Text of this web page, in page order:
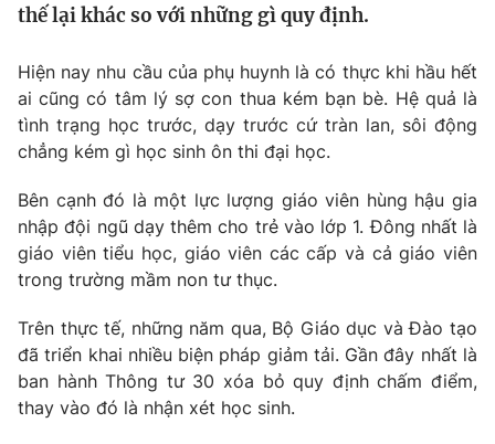
Tin tức
Câu chuyện quốc tế
Kinh tế
Tài chính
Thị trường
Góc doanh nghiệp
Dữ liệu và đời sống
Truyền hình
Phim VTV
Hậu trường
Nhân vật
Khán giả
Giải sao mai
Giải trí
Điện ảnh
Sao
Đời sống
Du lịch
Làm đẹp
Chất lượng cuộc sống
Giáo dục
Tuyển sinh
Công nghệ
thế lại khác so với những gì quy định.
Hiện nay nhu cầu của phụ huynh là có thực khi hầu hết
ai cũng có tâm lý sợ con thua kém bạn bè. Hệ quả là
tình trạng học trước, dạy trước cứ tràn lan, sôi động
chẳng kém gì học sinh ôn thi đại học.
Bên cạnh đó là một lực lượng giáo viên hùng hậu gia
nhập đội ngũ dạy thêm cho trẻ vào lớp 1. Đông nhất là
giáo viên tiểu học, giáo viên các cấp và cả giáo viên
trong trường mầm non tư thục.
Trên thực tế, những năm qua, Bộ Giáo dục và Đào tạo
đã triển khai nhiều biện pháp giảm tải. Gần đây nhất là
ban hành Thông tư 30 xóa bỏ quy định chấm điểm,
thay vào đó là nhận xét học sinh.